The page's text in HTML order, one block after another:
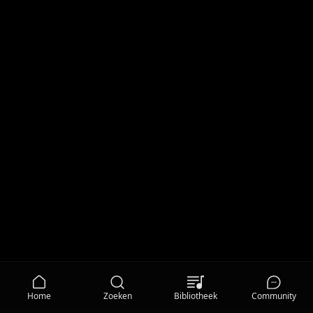
Home Zoeken Bibliotheek Community